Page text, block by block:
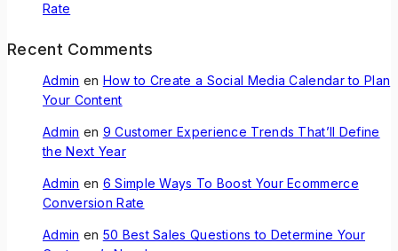
Rate
Recent Comments
Admin en How to Create a Social Media Calendar to Plan
Your Content
Admin en 9 Customer Experience Trends That’ll Define
the Next Year
Admin en 6 Simple Ways To Boost Your Ecommerce
Conversion Rate
Admin en 50 Best Sales Questions to Determine Your